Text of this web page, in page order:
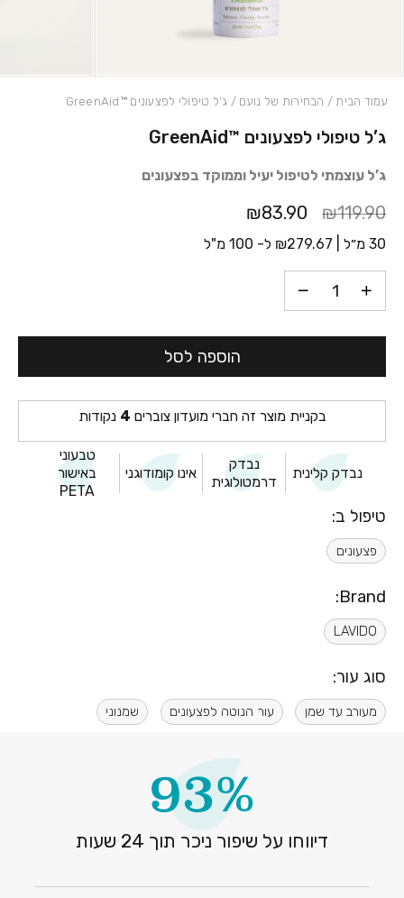
ג’ל טיפולי לפצעונים ™GreenAid
ג’ל עוצמתי לטיפול יעיל וממוקד בפצעונים
₪119.90
₪83.90
30 מ״ל | ₪279.67 ל- 100 מ"ל
כמות ג'ל טיפולי לפצעונים ™GreenAid
הוספה לסל
בקניית מוצר זה חברי מועדון צוברים 4 נקודות
נבדק קלינית
נבדק
דרמטולוגית
אינו קומודוגני
טבעוני
באישור
PETA
טיפול ב:
פצעונים
Brand:
LAVIDO
סוג עור:
מעורב עד שמן עור הנוטה לפצעונים שמנוני
עמוד הבית / הבחירות של נועם / ג’ל טיפולי לפצעונים ™GreenAid
93%
דיווחו על שיפור ניכר תוך 24 שעות